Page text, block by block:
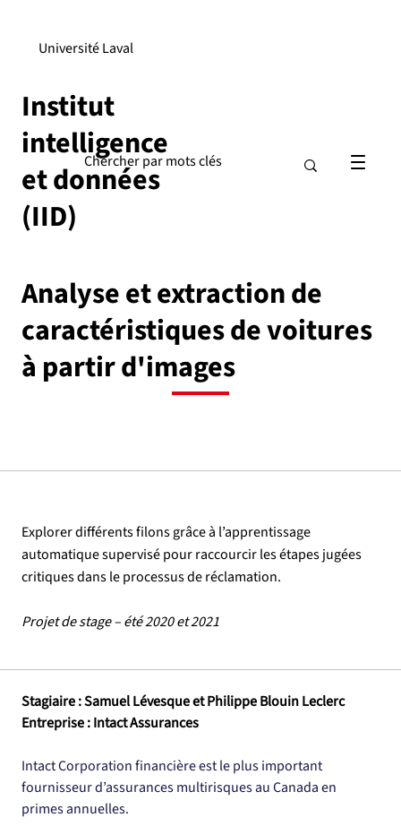
Institut
intelligence
et données
(IID)
Université Laval
Analyse et extraction de
caractéristiques de voitures
à partir d'images
Explorer différents filons grâce à l’apprentissage
automatique supervisé pour raccourcir les étapes jugées
critiques dans le processus de réclamation.
Projet de stage – été 2020 et 2021
Stagiaire : Samuel Lévesque et Philippe Blouin Leclerc
Entreprise : Intact Assurances
Intact Corporation financière est le plus important
fournisseur d’assurances multirisques au Canada en
primes annuelles.